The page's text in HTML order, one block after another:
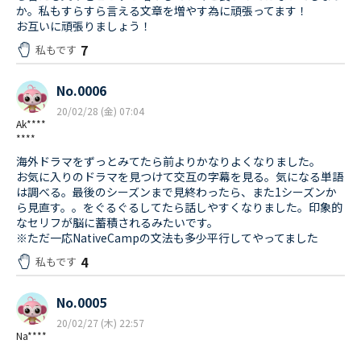
か。私もすらすら言える文章を増やす為に頑張ってます！
お互いに頑張りましょう！
私もです 7
Ak****
****
No.0006
20/02/28 (金) 07:04
海外ドラマをずっとみてたら前よりかなりよくなりました。
お気に入りのドラマを見つけて交互の字幕を見る。気になる単語
は調べる。最後のシーズンまで見終わったら、また1シーズンか
ら見直す。。をぐるぐるしてたら話しやすくなりました。印象的
なセリフが脳に蓄積されるみたいです。
※ただ一応NativeCampの文法も多少平行してやってました
私もです 4
Na****
No.0005
20/02/27 (木) 22:57